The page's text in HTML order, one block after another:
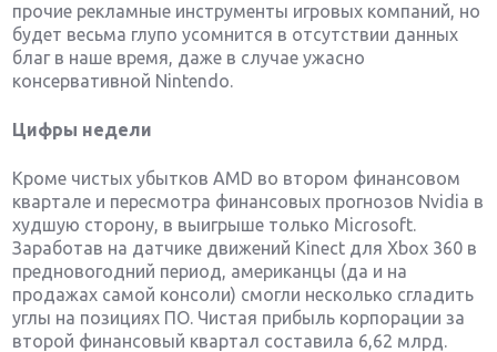
прочие рекламные инструменты игровых компаний, но
будет весьма глупо усомнится в отсутствии данных
благ в наше время, даже в случае ужасно
консервативной Nintendo.
Цифры недели
Кроме чистых убытков AMD во втором финансовом
квартале и пересмотра финансовых прогнозов Nvidia в
худшую сторону, в выигрыше только Microsoft.
Заработав на датчике движений Kinect для Xbox 360 в
предновогодний период, американцы (да и на
продажах самой консоли) смогли несколько сгладить
углы на позициях ПО. Чистая прибыль корпорации за
второй финансовый квартал составила 6,62 млрд.